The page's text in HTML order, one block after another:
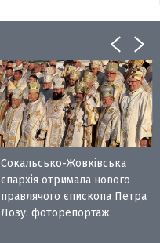
Сокальсько-Жовківська
єпархія отримала нового
правлячого єпископа Петра
Лозу: фоторепортаж